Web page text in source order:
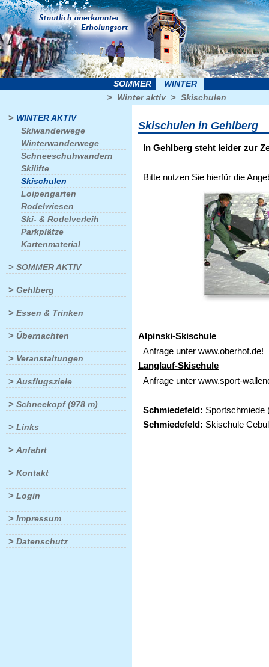
SOMMER WINTER
> Winter aktiv > Skischulen
> WINTER AKTIV
Skiwanderwege
Winterwanderwege
Schneeschuhwandern
Skilifte
Skischulen
Loipengarten
Rodelwiesen
Ski- & Rodelverleih
Parkplätze
Kartenmaterial
> SOMMER AKTIV
> Gehlberg
> Essen & Trinken
> Übernachten
> Veranstaltungen
> Ausflugsziele
> Schneekopf (978 m)
> Links
> Anfahrt
> Kontakt
> Login
> Impressum
> Datenschutz
Skischulen in Gehlberg
In Gehlberg steht leider zur
Bitte nutzen Sie hierfür die
Alpinski-Skischule
Anfrage unter www.oberhof.de!
Langlauf-Skischule
Anfrage unter www.sport-
Schmiedefeld: Sportschmiede
Schmiedefeld: Skischule